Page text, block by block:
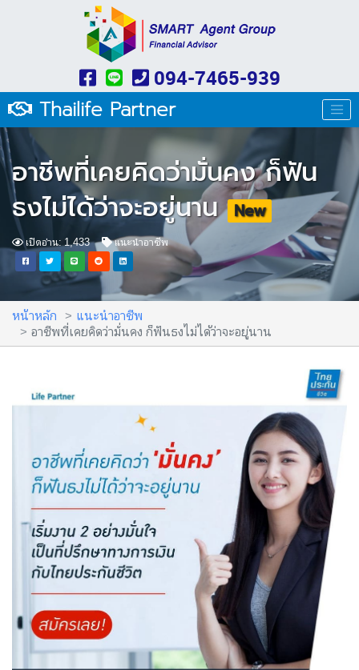
094-7465-939
Thailife Partner
อาชีพที่เคยคิดว่ามั่นคง ก็ฟัน
ธงไม่ได้ว่าจะอยู่นาน New
เปิดอ่าน: 1,433 แนะนำอาชีพ
หน้าหลัก
แนะนำอาชีพ
อาชีพที่เคยคิดว่ามั่นคง ก็ฟันธงไม่ได้ว่าจะอยู่นาน